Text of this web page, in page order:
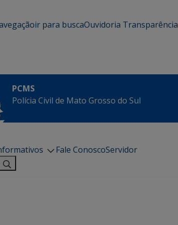
ir para buscaOuvidoria Transparência
PCMS
Polícia Civil de Mato Grosso do Sul
Fale ConoscoServidor